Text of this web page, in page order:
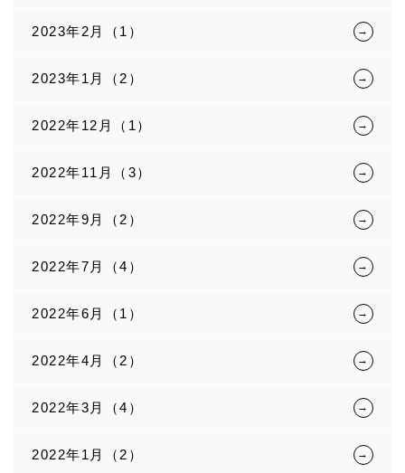
2023年2月（1）
2023年1月（2）
2022年12月（1）
2022年11月（3）
2022年9月（2）
2022年7月（4）
2022年6月（1）
2022年4月（2）
2022年3月（4）
2022年1月（2）